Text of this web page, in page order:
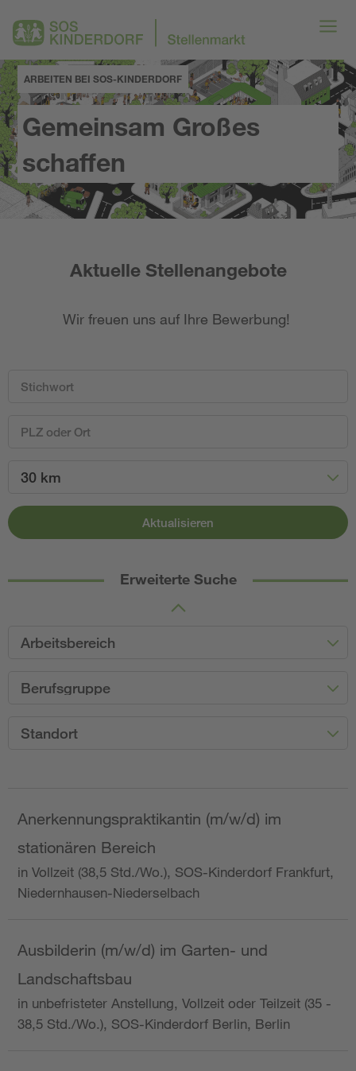
ARBEITEN BEI SOS-KINDERDORF
Gemeinsam Großes
schaffen
Aktuelle Stellenangebote
Wir freuen uns auf Ihre Bewerbung!
30 km
Aktualisieren
Erweiterte Suche
Arbeitsbereich
Berufsgruppe
Standort
Anerkennungspraktikantin (m/w/d) im
stationären Bereich
in Vollzeit (38,5 Std./Wo.), SOS-Kinderdorf Frankfurt,
Niedernhausen-Niederselbach
Ausbilderin (m/w/d) im Garten- und
Landschaftsbau
in unbefristeter Anstellung, Vollzeit oder Teilzeit (35 -
38,5 Std./Wo.), SOS-Kinderdorf Berlin, Berlin